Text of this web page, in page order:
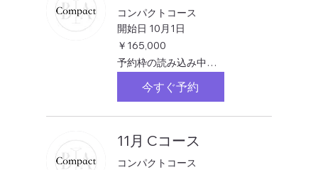
コンパクトコース
開始日 10月1日
165,000
円
￥165,000
予約枠の読み込み中…
今すぐ予約
11月 Cコース
コンパクトコース